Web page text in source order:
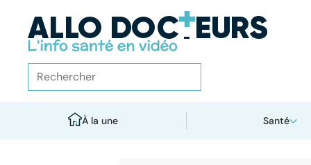
À la une Santé